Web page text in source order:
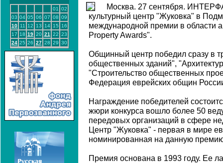
01
02
03 04 05 06 07 08 09
10 11 12 13 14 15
16
17 18 19 20 21 22 23
24 25 26 27 28 29 30
Москва. 27 сентября.
культурный центр "Жуковка" в
международной премии в области
Property Awards".
Общинный центр победил сразу в
общественных зданий",
"Строительство общественных
Федерация еврейских общин
Награждение победителей
жюри конкурса вошло более 50
передовых организаций в сфере
Центр "Жуковка" - первая в мире
номинированная на данную
Премия основана в 1993 году. Ее